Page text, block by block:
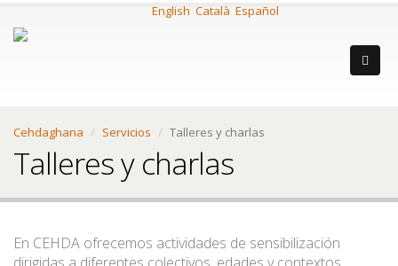
English Català Español
Cehdaghana Servicios Talleres y charlas
Talleres y charlas
En CEHDA ofrecemos actividades de sensibilización